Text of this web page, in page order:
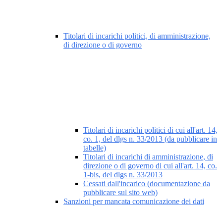
Titolari di incarichi politici, di amministrazione,
di direzione o di governo
Titolari di incarichi politici di cui all'art. 14,
co. 1, del dlgs n. 33/2013 (da pubblicare in
tabelle)
Titolari di incarichi di amministrazione, di
direzione o di governo di cui all'art. 14, co.
1-bis, del dlgs n. 33/2013
Cessati dall'incarico (documentazione da
pubblicare sul sito web)
Sanzioni per mancata comunicazione dei dati